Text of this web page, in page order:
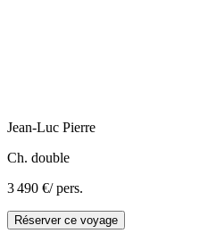
Jean-Luc Pierre
Ch. double
3 490 €/ pers.
Réserver ce voyage